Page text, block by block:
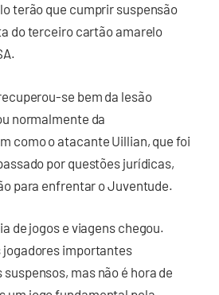
terão que cumprir suspensão
do terceiro cartão amarelo
se bem da lesão
normalmente da
como o atacante Uillian, que foi
por questões jurídicas,
para enfrentar o Juventude.
de jogos e viagens chegou.
jogadores importantes
mas não é hora de